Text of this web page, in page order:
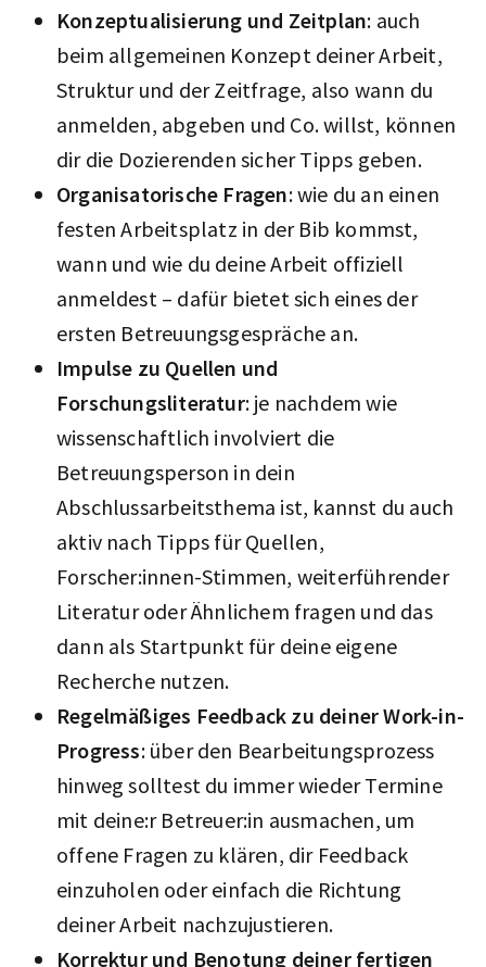
Konzeptualisierung und Zeitplan: auch
beim allgemeinen Konzept deiner Arbeit,
Struktur und der Zeitfrage, also wann du
anmelden, abgeben und Co. willst, können
dir die Dozierenden sicher Tipps geben.
Organisatorische Fragen: wie du an einen
festen Arbeitsplatz in der Bib kommst,
wann und wie du deine Arbeit offiziell
anmeldest – dafür bietet sich eines der
ersten Betreuungsgespräche an.
Impulse zu Quellen und
Forschungsliteratur: je nachdem wie
wissenschaftlich involviert die
Betreuungsperson in dein
Abschlussarbeitsthema ist, kannst du auch
aktiv nach Tipps für Quellen,
Forscher:innen-Stimmen, weiterführender
Literatur oder Ähnlichem fragen und das
dann als Startpunkt für deine eigene
Recherche nutzen.
Regelmäßiges Feedback zu deiner Work-in-
Progress: über den Bearbeitungsprozess
hinweg solltest du immer wieder Termine
mit deine:r Betreuer:in ausmachen, um
offene Fragen zu klären, dir Feedback
einzuholen oder einfach die Richtung
deiner Arbeit nachzujustieren.
Korrektur und Benotung deiner fertigen